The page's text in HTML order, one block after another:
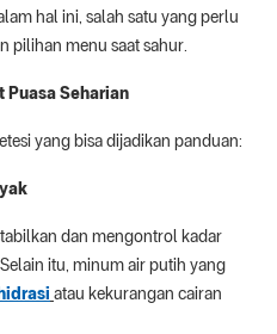
hal ini, salah satu yang perlu
pilihan menu saat sahur.
Puasa Seharian
yang bisa dijadikan panduan:
dan mengontrol kadar
itu, minum air putih yang
atau kekurangan cairan